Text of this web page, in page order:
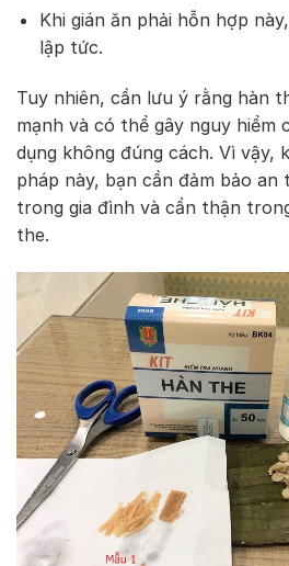
Khi gián ăn phải hỗn hợp
lập tức.
Tuy nhiên, cần lưu ý rằng hàn
mạnh và có thể gây nguy hiểm
dụng không đúng cách. Vì vậy,
pháp này, bạn cần đảm bảo an
trong gia đình và cẩn thận
the.